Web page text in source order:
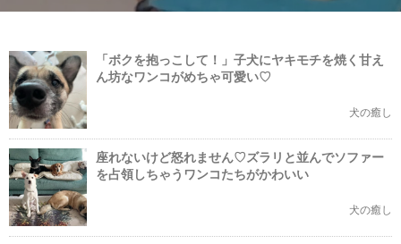
「ボクを抱っこして！」子犬にヤキモチを焼く甘え
ん坊なワンコがめちゃ可愛い♡
犬の癒し
座れないけど怒れません♡ズラリと並んでソファー
を占領しちゃうワンコたちがかわいい
犬の癒し